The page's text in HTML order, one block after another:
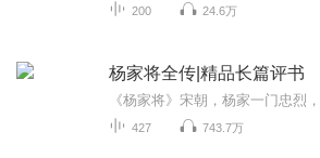
200 24.6万
杨家将全传|精品长篇评书
427 743.7万